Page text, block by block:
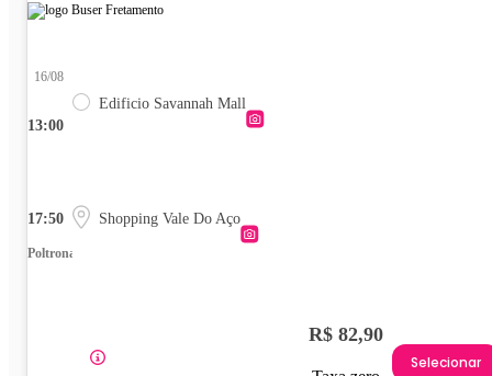
13:00
16/08
Edificio Savannah Mall
17:50 Shopping Vale Do Aço
Poltrona
R$ 82,90
Selecionar